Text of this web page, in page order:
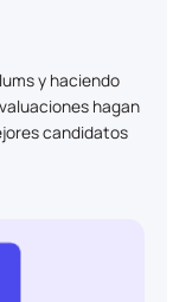
y haciendo
hagan
candidatos